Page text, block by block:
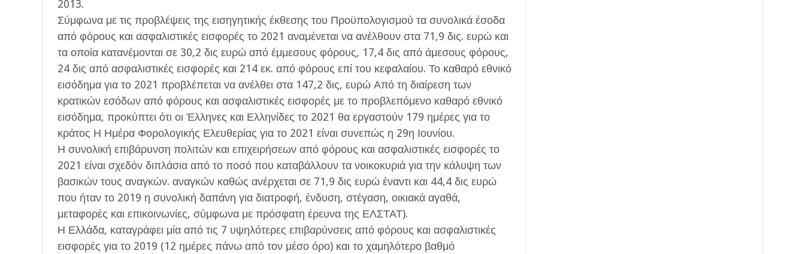
2013.
Σύμφωνα με τις προβλέψεις της εισηγητικής έκθεσης του Προϋπολογισμού τα συνολικά έσοδα
από φόρους και ασφαλιστικές εισφορές το 2021 αναμένεται να ανέλθουν στα 71,9 δις. ευρώ και
τα οποία κατανέμονται σε 30,2 δις ευρώ από έμμεσους φόρους, 17,4 δις από άμεσους φόρους,
24 δις από ασφαλιστικές εισφορές και 214 εκ. από φόρους επί του κεφαλαίου. Το καθαρό εθνικό
εισόδημα για το 2021 προβλέπεται να ανέλθει στα 147,2 δις, ευρώ Από τη διαίρεση των
κρατικών εσόδων από φόρους και ασφαλιστικές εισφορές με το προβλεπόμενο καθαρό εθνικό
εισόδημα, προκύπτει ότι οι Έλληνες και Ελληνίδες το 2021 θα εργαστούν 179 ημέρες για το
κράτος Η Ημέρα Φορολογικής Ελευθερίας για το 2021 είναι συνεπώς η 29η Ιουνίου.
Η συνολική επιβάρυνση πολιτών και επιχειρήσεων από φόρους και ασφαλιστικές εισφορές το
2021 είναι σχεδόν διπλάσια από το ποσό που καταβάλλουν τα νοικοκυριά για την κάλυψη των
βασικών τους αναγκών. αναγκών καθώς ανέρχεται σε 71,9 δις ευρώ έναντι και 44,4 δις ευρώ
που ήταν το 2019 η συνολική δαπάνη για διατροφή, ένδυση, στέγαση, οικιακά αγαθά,
μεταφορές και επικοινωνίες, σύμφωνα με πρόσφατη έρευνα της ΕΛΣΤΑΤ).
Η Ελλάδα, καταγράφει μία από τις 7 υψηλότερες επιβαρύνσεις από φόρους και ασφαλιστικές
εισφορές για το 2019 (12 ημέρες πάνω από τον μέσο όρο) και το χαμηλότερο βαθμό